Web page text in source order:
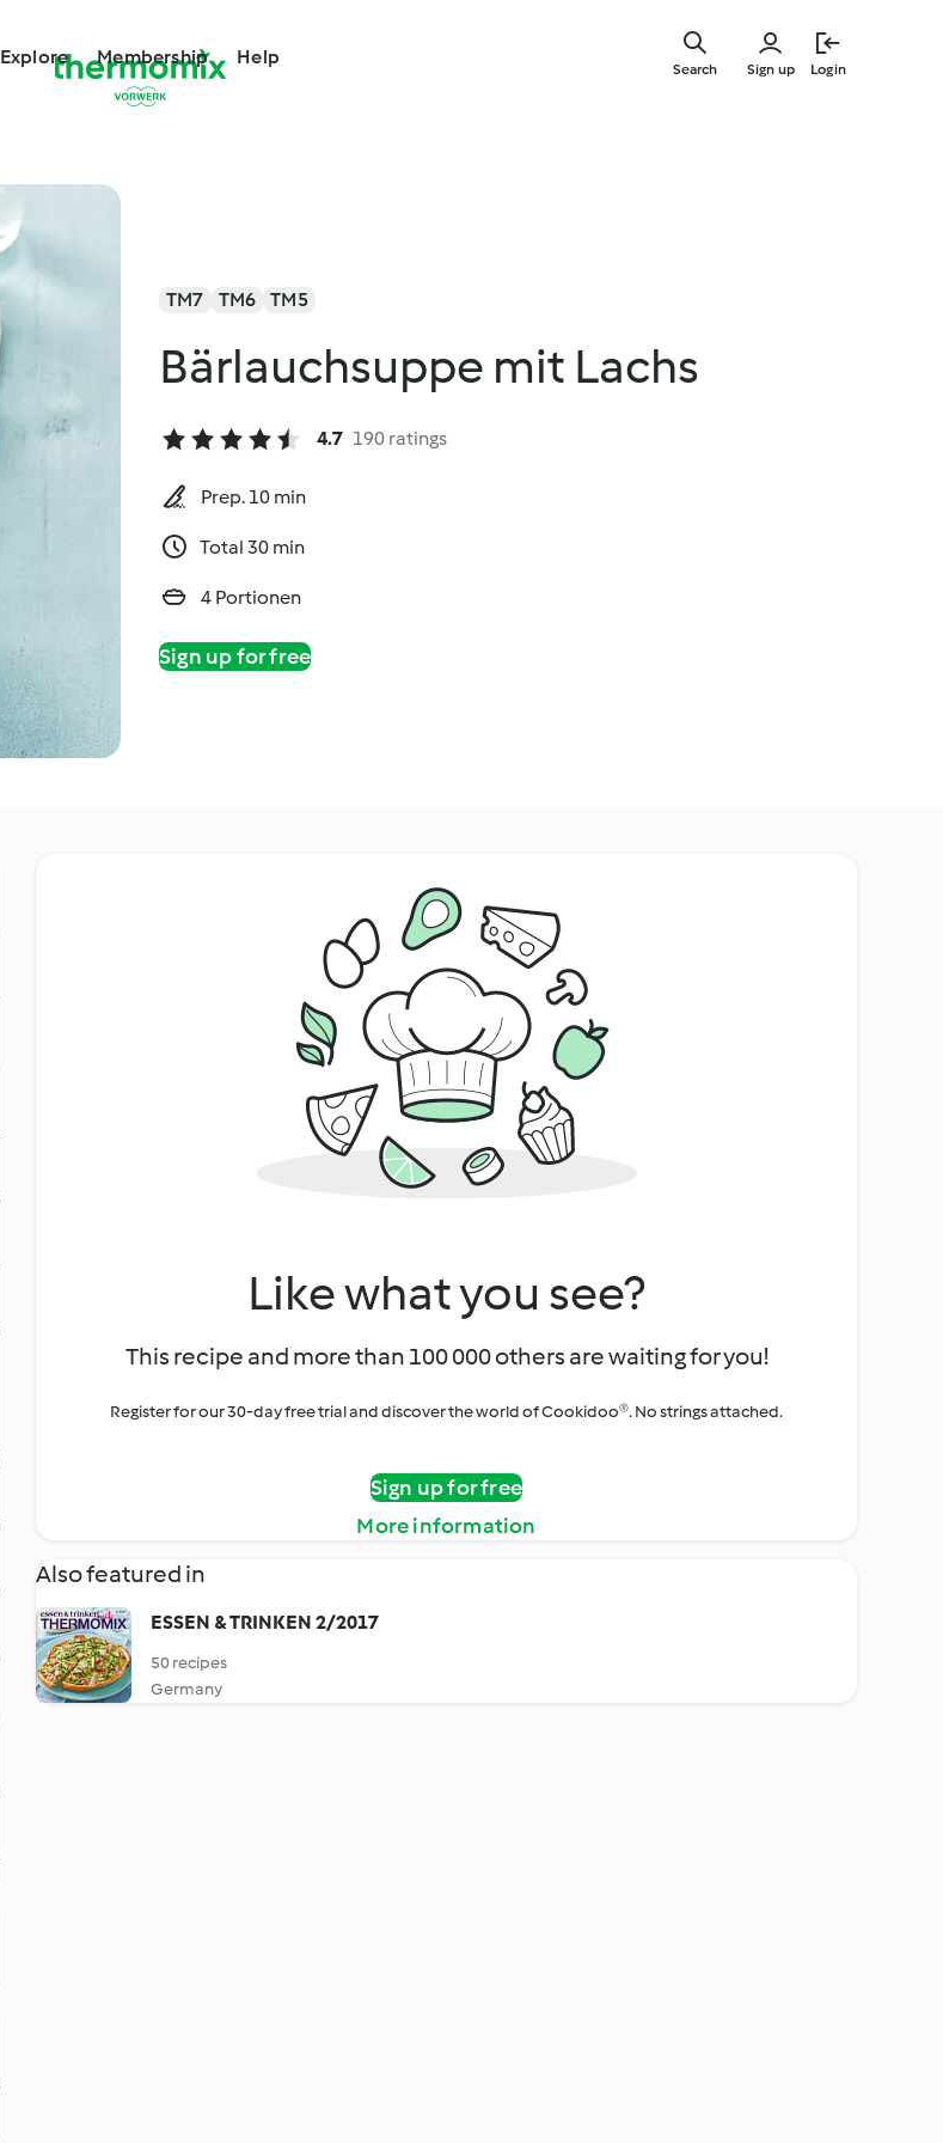
Explore Membership Help
Sign up Login
Search
TM7 TM6 TM5
Bärlauchsuppe mit Lachs
4.7 190 ratings
Prep. 10 min
Total 30 min
4 Portionen
Sign up for free
Like what you see?
This recipe and more than 100 000 others are waiting for you!
Register for our 30-day free trial and discover the world of Cookidoo®. No strings attached.
Sign up for free
More information
Also featured in
ESSEN & TRINKEN 2/2017
50 recipes
Germany